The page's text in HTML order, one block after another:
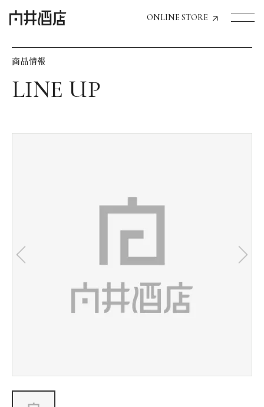
ONLINE STORE
飲食店経営のお客様
お気に入り機能の活用方法
会社情報
商品情報